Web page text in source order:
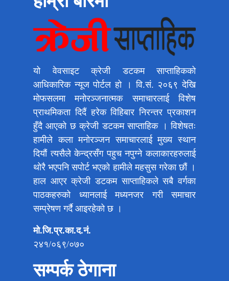
यो वेवसाइट क्रेजी डटकम साप्ताहिकको
आधिकारिक न्यूज पोर्टल हो । वि.सं. २०६९ देखि
मोफसलमा मनोरञ्जनात्मक समाचारलाई विशेष
प्राथमिकता दिदैं हरेक विहिबार निरन्तर प्रकाशन
हुँदै आएको छ क्रेजी डटकम साप्ताहिक । विशेषतः
हामीले कला मनोरञ्जन समाचारलाई मुख्य स्थान
दियौं त्यसैले केन्द्रसँग पहुच नपुग्ने कलाकारहरुलाई
थोरै भएपनि सपोर्ट भएको हामीले महसुस गरेका छौं ।
हाल आएर क्रेजी डटकम साप्ताहिकले सबै वर्गका
पाठकहरुको ध्यानलाई मध्यनजर गरी समाचार
सम्प्रेषण गर्दै आइरहेको छ ।
मो.जि.प्र.का.द.नं.
२४१/०६९/०७०
सम्पर्क ठेगाना